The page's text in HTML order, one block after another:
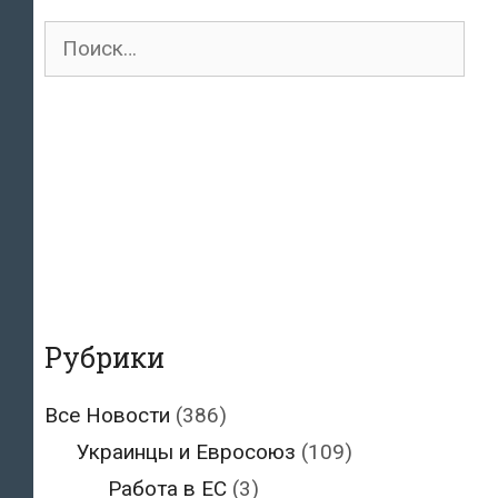
Поиск
Рубрики
Все Новости (386)
Украинцы и Евросоюз (109)
Работа в ЕС (3)